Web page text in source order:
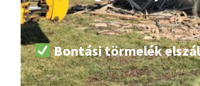
Bontási törmelék